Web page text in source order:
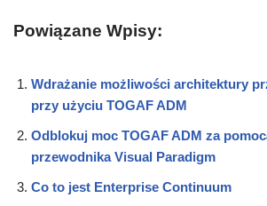
Powiązane Wpisy:
Wdrażanie możliwości architektury
przy użyciu TOGAF ADM
Odblokuj moc TOGAF ADM za
przewodnika Visual Paradigm
Co to jest Enterprise Continuum